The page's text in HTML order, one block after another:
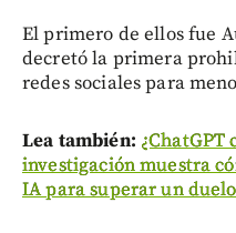
El primero de ellos fue
decretó la primera
redes sociales para
Lea también: ¿ChatGPT
investigación muestra
IA para superar un duelo